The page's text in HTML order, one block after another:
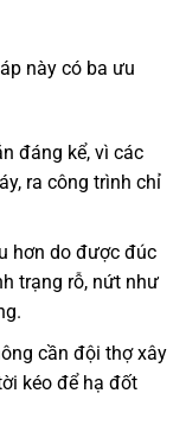
này có ba ưu
đáng kể, vì các
ra công trình chỉ
hơn do được đúc
trạng rỗ, nứt như
cần đội thợ xây
kéo để hạ đốt